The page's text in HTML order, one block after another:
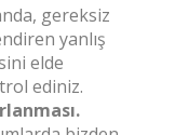
gereksiz
yanlış
elde
ediniz.